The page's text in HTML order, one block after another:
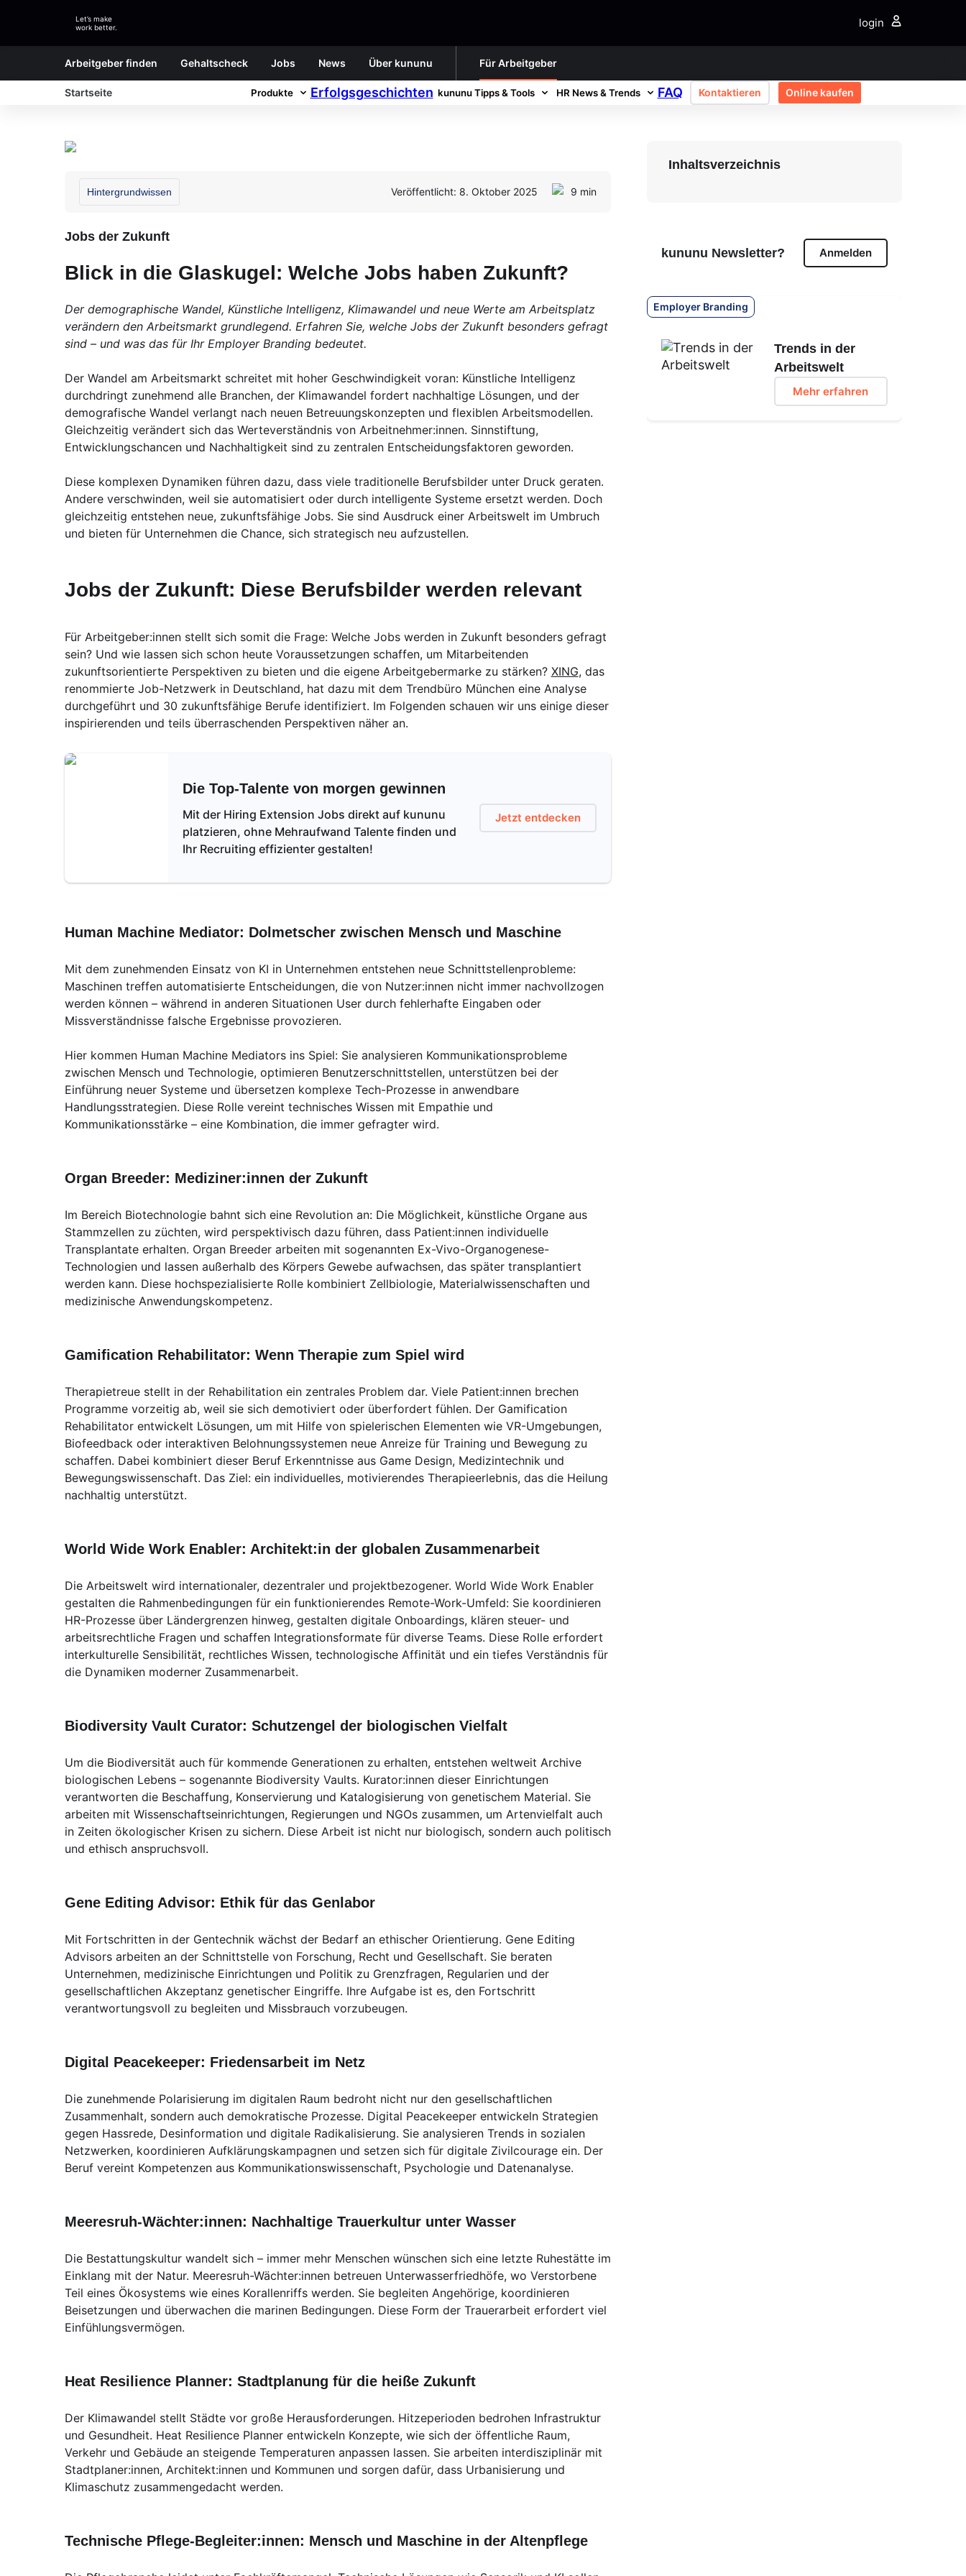
Let’s make
work better.
login
Arbeitgeber finden Gehaltscheck Jobs News Über kununu Für Arbeitgeber
Startseite Produkte Erfolgsgeschichten kununu Tipps & Tools HR News & Trends FAQ Kontaktieren Online kaufen
Hintergrundwissen Veröffentlicht: 8. Oktober 2025 9 min
Jobs der Zukunft
Blick in die Glaskugel: Welche Jobs haben Zukunft?
Der demographische Wandel, Künstliche Intelligenz, Klimawandel und neue Werte am Arbeitsplatz
verändern den Arbeitsmarkt grundlegend. Erfahren Sie, welche Jobs der Zukunft besonders gefragt
sind – und was das für Ihr Employer Branding bedeutet.
Der Wandel am Arbeitsmarkt schreitet mit hoher Geschwindigkeit voran: Künstliche Intelligenz
durchdringt zunehmend alle Branchen, der Klimawandel fordert nachhaltige Lösungen, und der
demografische Wandel verlangt nach neuen Betreuungskonzepten und flexiblen Arbeitsmodellen.
Gleichzeitig verändert sich das Werteverständnis von Arbeitnehmer:innen. Sinnstiftung,
Entwicklungschancen und Nachhaltigkeit sind zu zentralen Entscheidungsfaktoren geworden.
Diese komplexen Dynamiken führen dazu, dass viele traditionelle Berufsbilder unter Druck geraten.
Andere verschwinden, weil sie automatisiert oder durch intelligente Systeme ersetzt werden. Doch
gleichzeitig entstehen neue, zukunftsfähige Jobs. Sie sind Ausdruck einer Arbeitswelt im Umbruch
und bieten für Unternehmen die Chance, sich strategisch neu aufzustellen.
Jobs der Zukunft: Diese Berufsbilder werden relevant
Für Arbeitgeber:innen stellt sich somit die Frage: Welche Jobs werden in Zukunft besonders gefragt
sein? Und wie lassen sich schon heute Voraussetzungen schaffen, um Mitarbeitenden
zukunftsorientierte Perspektiven zu bieten und die eigene Arbeitgebermarke zu stärken? XING, das
renommierte Job-Netzwerk in Deutschland, hat dazu mit dem Trendbüro München eine Analyse
durchgeführt und 30 zukunftsfähige Berufe identifiziert. Im Folgenden schauen wir uns einige dieser
inspirierenden und teils überraschenden Perspektiven näher an.
Die Top-Talente von morgen gewinnen
Mit der Hiring Extension Jobs direkt auf kununu
platzieren, ohne Mehraufwand Talente finden und
Ihr Recruiting effizienter gestalten!
Jetzt entdecken
Human Machine Mediator: Dolmetscher zwischen Mensch und Maschine
Mit dem zunehmenden Einsatz von KI in Unternehmen entstehen neue Schnittstellenprobleme:
Maschinen treffen automatisierte Entscheidungen, die von Nutzer:innen nicht immer nachvollzogen
werden können – während in anderen Situationen User durch fehlerhafte Eingaben oder
Missverständnisse falsche Ergebnisse provozieren.
Hier kommen Human Machine Mediators ins Spiel: Sie analysieren Kommunikationsprobleme
zwischen Mensch und Technologie, optimieren Benutzerschnittstellen, unterstützen bei der
Einführung neuer Systeme und übersetzen komplexe Tech-Prozesse in anwendbare
Handlungsstrategien. Diese Rolle vereint technisches Wissen mit Empathie und
Kommunikationsstärke – eine Kombination, die immer gefragter wird.
Organ Breeder: Mediziner:innen der Zukunft
Im Bereich Biotechnologie bahnt sich eine Revolution an: Die Möglichkeit, künstliche Organe aus
Stammzellen zu züchten, wird perspektivisch dazu führen, dass Patient:innen individuelle
Transplantate erhalten. Organ Breeder arbeiten mit sogenannten Ex-Vivo-Organogenese-
Technologien und lassen außerhalb des Körpers Gewebe aufwachsen, das später transplantiert
werden kann. Diese hochspezialisierte Rolle kombiniert Zellbiologie, Materialwissenschaften und
medizinische Anwendungskompetenz.
Gamification Rehabilitator: Wenn Therapie zum Spiel wird
Therapietreue stellt in der Rehabilitation ein zentrales Problem dar. Viele Patient:innen brechen
Programme vorzeitig ab, weil sie sich demotiviert oder überfordert fühlen. Der Gamification
Rehabilitator entwickelt Lösungen, um mit Hilfe von spielerischen Elementen wie VR-Umgebungen,
Biofeedback oder interaktiven Belohnungssystemen neue Anreize für Training und Bewegung zu
schaffen. Dabei kombiniert dieser Beruf Erkenntnisse aus Game Design, Medizintechnik und
Bewegungswissenschaft. Das Ziel: ein individuelles, motivierendes Therapieerlebnis, das die Heilung
nachhaltig unterstützt.
World Wide Work Enabler: Architekt:in der globalen Zusammenarbeit
Die Arbeitswelt wird internationaler, dezentraler und projektbezogener. World Wide Work Enabler
gestalten die Rahmenbedingungen für ein funktionierendes Remote-Work-Umfeld: Sie koordinieren
HR-Prozesse über Ländergrenzen hinweg, gestalten digitale Onboardings, klären steuer- und
arbeitsrechtliche Fragen und schaffen Integrationsformate für diverse Teams. Diese Rolle erfordert
interkulturelle Sensibilität, rechtliches Wissen, technologische Affinität und ein tiefes Verständnis für
die Dynamiken moderner Zusammenarbeit.
Biodiversity Vault Curator: Schutzengel der biologischen Vielfalt
Um die Biodiversität auch für kommende Generationen zu erhalten, entstehen weltweit Archive
biologischen Lebens – sogenannte Biodiversity Vaults. Kurator:innen dieser Einrichtungen
verantworten die Beschaffung, Konservierung und Katalogisierung von genetischem Material. Sie
arbeiten mit Wissenschaftseinrichtungen, Regierungen und NGOs zusammen, um Artenvielfalt auch
in Zeiten ökologischer Krisen zu sichern. Diese Arbeit ist nicht nur biologisch, sondern auch politisch
und ethisch anspruchsvoll.
Gene Editing Advisor: Ethik für das Genlabor
Mit Fortschritten in der Gentechnik wächst der Bedarf an ethischer Orientierung. Gene Editing
Advisors arbeiten an der Schnittstelle von Forschung, Recht und Gesellschaft. Sie beraten
Unternehmen, medizinische Einrichtungen und Politik zu Grenzfragen, Regularien und der
gesellschaftlichen Akzeptanz genetischer Eingriffe. Ihre Aufgabe ist es, den Fortschritt
verantwortungsvoll zu begleiten und Missbrauch vorzubeugen.
Digital Peacekeeper: Friedensarbeit im Netz
Die zunehmende Polarisierung im digitalen Raum bedroht nicht nur den gesellschaftlichen
Zusammenhalt, sondern auch demokratische Prozesse. Digital Peacekeeper entwickeln Strategien
gegen Hassrede, Desinformation und digitale Radikalisierung. Sie analysieren Trends in sozialen
Netzwerken, koordinieren Aufklärungskampagnen und setzen sich für digitale Zivilcourage ein. Der
Beruf vereint Kompetenzen aus Kommunikationswissenschaft, Psychologie und Datenanalyse.
Meeresruh-Wächter:innen: Nachhaltige Trauerkultur unter Wasser
Die Bestattungskultur wandelt sich – immer mehr Menschen wünschen sich eine letzte Ruhestätte im
Einklang mit der Natur. Meeresruh-Wächter:innen betreuen Unterwasserfriedhöfe, wo Verstorbene
Teil eines Ökosystems wie eines Korallenriffs werden. Sie begleiten Angehörige, koordinieren
Beisetzungen und überwachen die marinen Bedingungen. Diese Form der Trauerarbeit erfordert viel
Einfühlungsvermögen.
Heat Resilience Planner: Stadtplanung für die heiße Zukunft
Der Klimawandel stellt Städte vor große Herausforderungen. Hitzeperioden bedrohen Infrastruktur
und Gesundheit. Heat Resilience Planner entwickeln Konzepte, wie sich der öffentliche Raum,
Verkehr und Gebäude an steigende Temperaturen anpassen lassen. Sie arbeiten interdisziplinär mit
Stadtplaner:innen, Architekt:innen und Kommunen und sorgen dafür, dass Urbanisierung und
Klimaschutz zusammengedacht werden.
Technische Pflege-Begleiter:innen: Mensch und Maschine in der Altenpflege
Inhaltsverzeichnis
kununu Newsletter? Anmelden
Employer Branding
Trends in der
Arbeitswelt
Mehr erfahren